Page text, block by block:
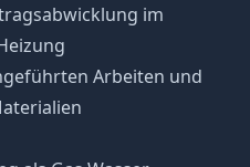
im
Arbeiten und